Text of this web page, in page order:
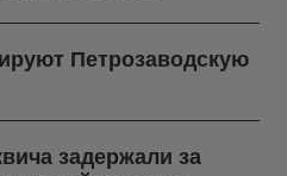
Петрозаводскую
задержали за